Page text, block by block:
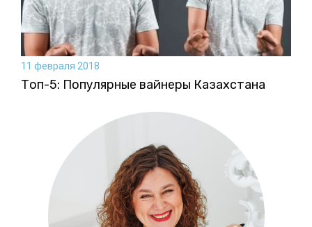
11 февраля 2018
Топ-5: Популярные вайнеры Казахстана